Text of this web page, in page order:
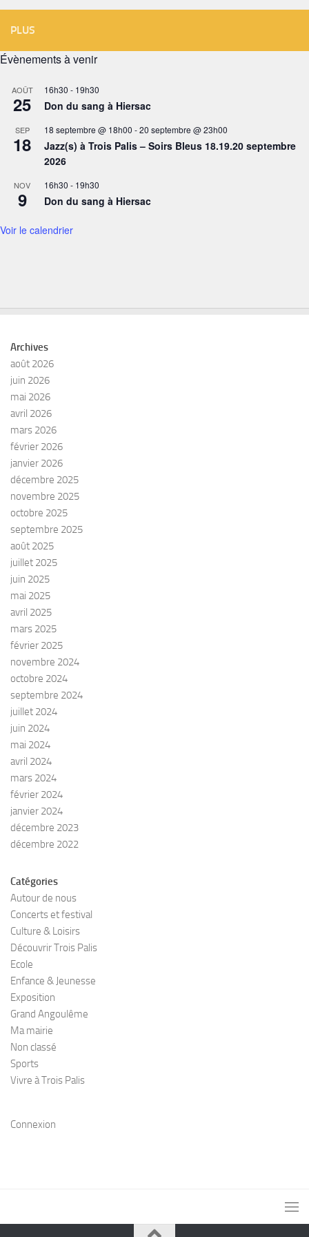
PLUS
Évènements à venir
AOÛT
25
16h30 - 19h30
Don du sang à Hiersac
SEP
18
18 septembre @ 18h00 -20 septembre @ 23h00
Jazz(s) à Trois Palis – Soirs Bleus 18.19.20 septembre
2026
NOV
9
16h30 - 19h30
Don du sang à Hiersac
Voir le calendrier
Archives
août 2026
juin 2026
mai 2026
avril 2026
mars 2026
février 2026
janvier 2026
décembre 2025
novembre 2025
octobre 2025
septembre 2025
août 2025
juillet 2025
juin 2025
mai 2025
avril 2025
mars 2025
février 2025
novembre 2024
octobre 2024
septembre 2024
juillet 2024
juin 2024
mai 2024
avril 2024
mars 2024
février 2024
janvier 2024
décembre 2023
décembre 2022
Catégories
Autour de nous
Concerts et festival
Culture & Loisirs
Découvrir Trois Palis
Ecole
Enfance & Jeunesse
Exposition
Grand Angoulême
Ma mairie
Non classé
Sports
Vivre à Trois Palis
Connexion